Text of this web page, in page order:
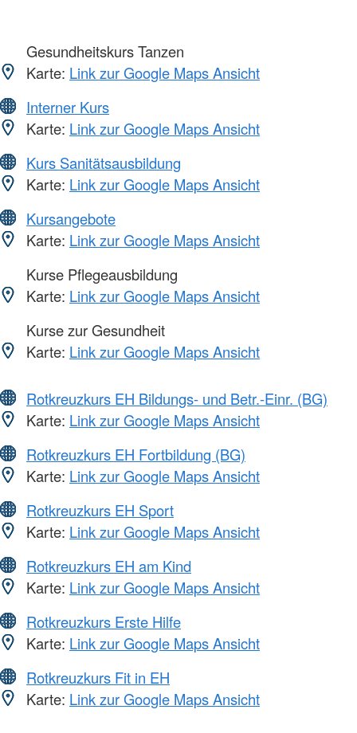
Gesundheitskurs Tanzen
Karte: Link zur Google Maps Ansicht
Interner Kurs
Karte: Link zur Google Maps Ansicht
Kurs Sanitätsausbildung
Karte: Link zur Google Maps Ansicht
Kursangebote
Karte: Link zur Google Maps Ansicht
Kurse Pflegeausbildung
Karte: Link zur Google Maps Ansicht
Kurse zur Gesundheit
Karte: Link zur Google Maps Ansicht
Rotkreuzkurs EH Bildungs- und Betr.-Einr. (BG)
Karte: Link zur Google Maps Ansicht
Rotkreuzkurs EH Fortbildung (BG)
Karte: Link zur Google Maps Ansicht
Rotkreuzkurs EH Sport
Karte: Link zur Google Maps Ansicht
Rotkreuzkurs EH am Kind
Karte: Link zur Google Maps Ansicht
Rotkreuzkurs Erste Hilfe
Karte: Link zur Google Maps Ansicht
Rotkreuzkurs Fit in EH
Karte: Link zur Google Maps Ansicht